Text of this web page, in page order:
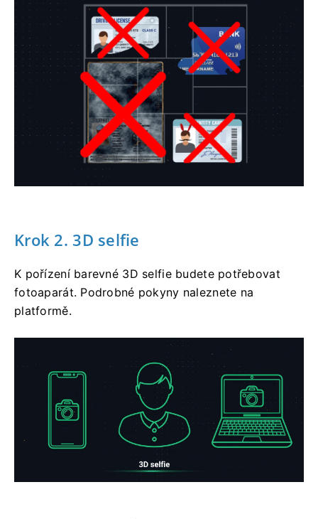
Krok 2. 3D selfie
K pořízení barevné 3D selfie budete potřebovat
fotoaparát. Podrobné pokyny naleznete na
platformě.